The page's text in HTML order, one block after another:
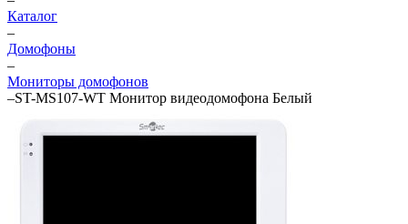
Каталог
–
Домофоны
–
Мониторы домофонов
–ST-MS107-WT Монитор видеодомофона Белый